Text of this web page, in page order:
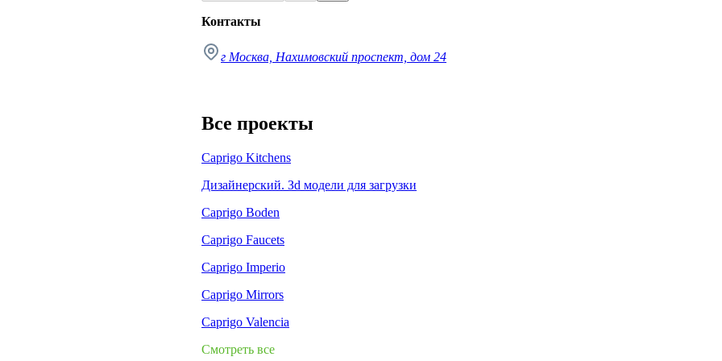
Контакты
г Москва, Нахимовский проспект, дом 24
Все проекты
Caprigo Kitchens
Дизайнерский. Зd модели для загрузки
Caprigo Boden
Caprigo Faucets
Caprigo Imperio
Caprigo Mirrors
Caprigo Valencia
Смотреть все